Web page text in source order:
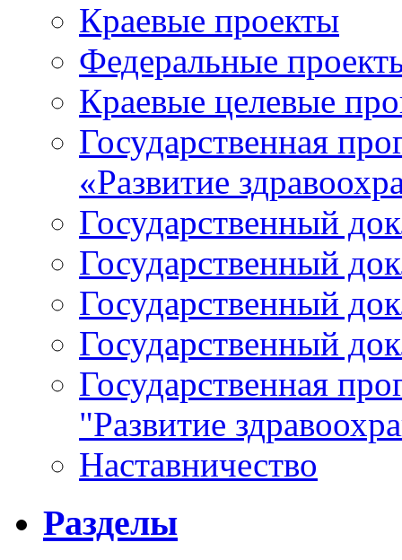
Краевые проекты
Федеральные
Краевые целевые
Государственная
«Развитие
Государственный
Государственный
Государственный
Государственный
Государственная
"Развитие
Наставничество
Разделы